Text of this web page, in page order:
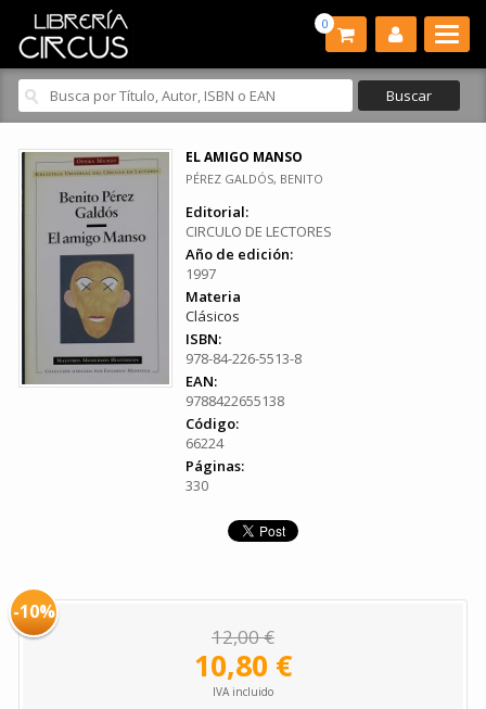
0
EL AMIGO MANSO
PÉREZ GALDÓS, BENITO
Editorial:
CIRCULO DE LECTORES
Año de edición:
1997
Materia
Clásicos
ISBN:
978-84-226-5513-8
EAN:
9788422655138
Código:
66224
Páginas:
330
-10%
12,00 €
10,80 €
IVA incluido